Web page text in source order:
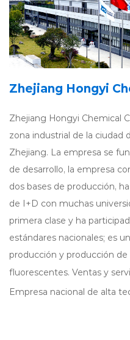
Zhejiang Hongyi
Zhejiang Hongyi Chemical
zona industrial de la ciudad
Zhejiang. La empresa se
de desarrollo, la empresa
dos bases de producción,
de I+D con muchas
primera clase y ha
estándares nacionales; es
producción y producción
fluorescentes. Ventas y
Empresa nacional de alta